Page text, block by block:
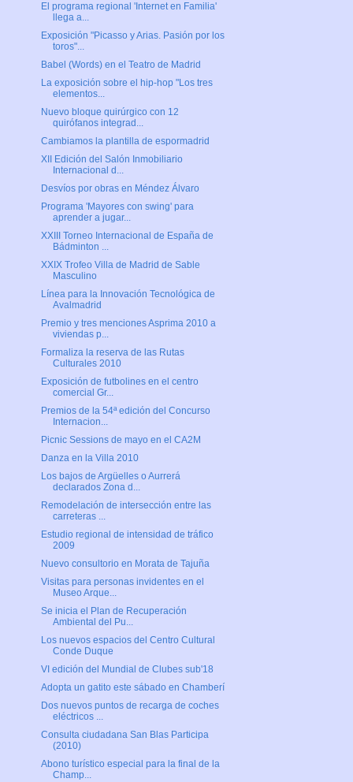
El programa regional 'Internet en Familia'
llega a...
Exposición "Picasso y Arias. Pasión por los
toros"...
Babel (Words) en el Teatro de Madrid
La exposición sobre el hip-hop "Los tres
elementos...
Nuevo bloque quirúrgico con 12
quirófanos integrad...
Cambiamos la plantilla de espormadrid
XII Edición del Salón Inmobiliario
Internacional d...
Desvíos por obras en Méndez Álvaro
Programa 'Mayores con swing' para
aprender a jugar...
XXIII Torneo Internacional de España de
Bádminton ...
XXIX Trofeo Villa de Madrid de Sable
Masculino
Línea para la Innovación Tecnológica de
Avalmadrid
Premio y tres menciones Asprima 2010 a
viviendas p...
Formaliza la reserva de las Rutas
Culturales 2010
Exposición de futbolines en el centro
comercial Gr...
Premios de la 54ª edición del Concurso
Internacion...
Picnic Sessions de mayo en el CA2M
Danza en la Villa 2010
Los bajos de Argüelles o Aurrerá
declarados Zona d...
Remodelación de intersección entre las
carreteras ...
Estudio regional de intensidad de tráfico
2009
Nuevo consultorio en Morata de Tajuña
Visitas para personas invidentes en el
Museo Arque...
Se inicia el Plan de Recuperación
Ambiental del Pu...
Los nuevos espacios del Centro Cultural
Conde Duque
VI edición del Mundial de Clubes sub'18
Adopta un gatito este sábado en Chamberí
Dos nuevos puntos de recarga de coches
eléctricos ...
Consulta ciudadana San Blas Participa
(2010)
Abono turístico especial para la final de la
Champ...